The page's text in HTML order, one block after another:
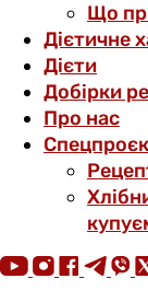
Що
Дієтичне
Дієти
Добірки
Про нас